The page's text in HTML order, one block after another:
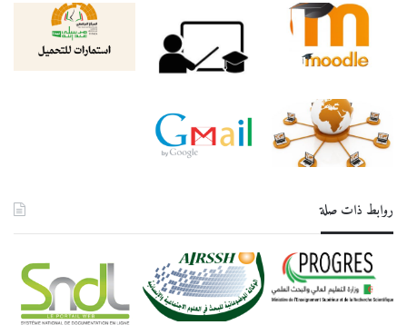
روابط ذات صلة